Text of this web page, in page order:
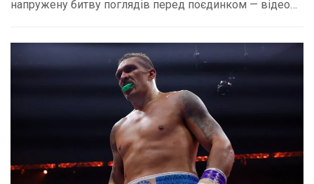
напружену битву поглядів перед поєдинком — відео…